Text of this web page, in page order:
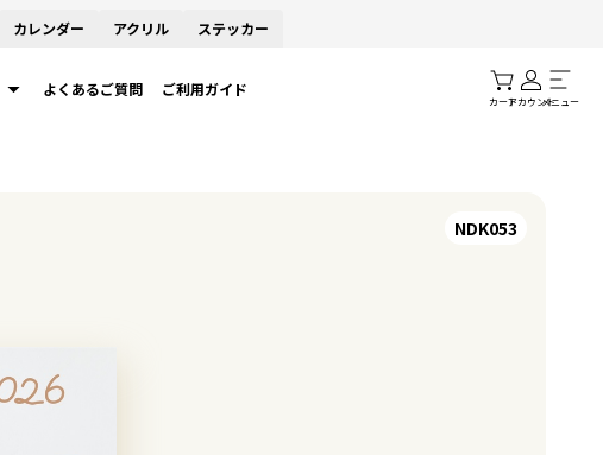
カレンダー アクリル ステッカー
よくあるご質問 ご利用ガイド
カートアカウントメニュー
NDK053